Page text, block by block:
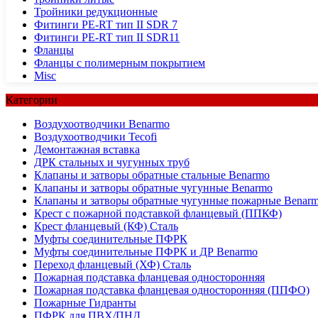
Тройники редукционные
Фитинги PE-RT тип II SDR 7
Фитинги PE-RT тип II SDR11
Фланцы
Фланцы с полимерным покрытием
Misc
Категории
Воздухоотводчики Benarmo
Воздухоотводчики Tecofi
Демонтажная вставка
ДРК стальных и чугунных труб
Клапаны и затворы обратные стальные Benarmo
Клапаны и затворы обратные чугунные Benarmo
Клапаны и затворы обратные чугунные пожарные
Крест с пожарной подставкой фланцевый (ППКФ)
Крест фланцевый (КФ) Сталь
Муфты соединительные ПФРК
Муфты соединительные ПФРК и ДР Benarmo
Переход фланцевый (ХФ) Сталь
Пожарная подставка фланцевая односторонняя
Пожарная подставка фланцевая односторонняя (ППФО)
Пожарные Гидранты
ПФРК для ПВХ/ПНД